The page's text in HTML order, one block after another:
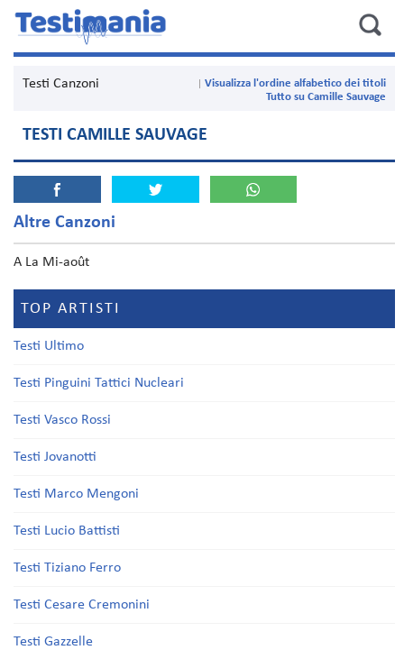
Testi Canzoni
Visualizza l'ordine alfabetico dei titoli
Tutto su Camille Sauvage
TESTI CAMILLE SAUVAGE
Altre Canzoni
A La Mi-août
TOP ARTISTI
Testi Ultimo
Testi Pinguini Tattici Nucleari
Testi Vasco Rossi
Testi Jovanotti
Testi Marco Mengoni
Testi Lucio Battisti
Testi Tiziano Ferro
Testi Cesare Cremonini
Testi Gazzelle